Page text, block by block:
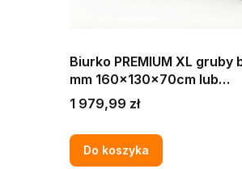
Biurko PREMIUM XL gruby
mm 160x130x70cm lub
200x90x70 cm
gamingowe narożne loft
Cena
1 979,99 zł
Do koszyka